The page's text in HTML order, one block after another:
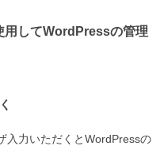
用してWordPressの管理
入力いただくとWordPressの